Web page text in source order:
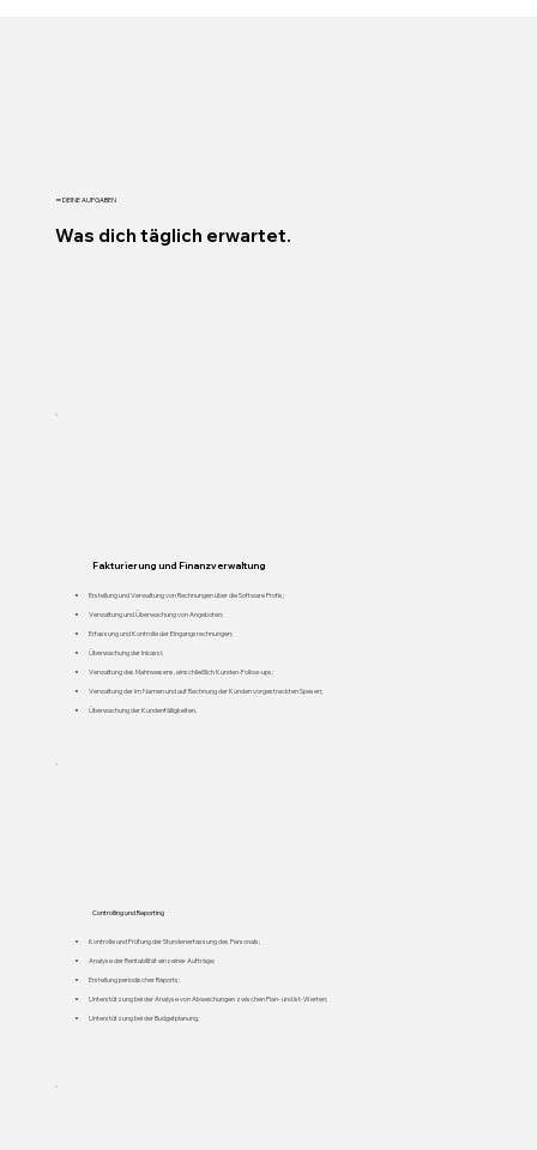
━ DEINE AUFGABEN
Was dich täglich erwartet.
Fakturierung und Finanzverwaltung
Erstellung und Verwaltung von Rechnungen über die Software Profis;
Verwaltung und Überwachung von Angeboten;
Erfassung und Kontrolle der Eingangsrechnungen;
Überwachung der Inkassi;
Verwaltung des Mahnwesens, einschließlich Kunden-Follow-ups;
Verwaltung der im Namen und auf Rechnung der Kunden vorgestreckten Spesen;
Überwachung der Kundenfälligkeiten.
Controlling und Reporting
Kontrolle und Prüfung der Stundenerfassung des Personals;
Analyse der Rentabilität einzelner Aufträge;
Erstellung periodischer Reports;
Unterstützung bei der Analyse von Abweichungen zwischen Plan- und Ist-Werten;
Unterstützung bei der Budgetplanung.